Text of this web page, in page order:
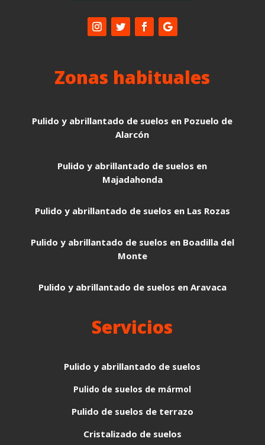
Zonas habituales
Pulido y abrillantado de suelos en Pozuelo de
Alarcón
Pulido y abrillantado de suelos en
Majadahonda
Pulido y abrillantado de suelos en Las Rozas
Pulido y abrillantado de suelos en Boadilla del
Monte
Pulido y abrillantado de suelos en Aravaca
Servicios
Pulido y abrillantado de suelos
Pulido de suelos de mármol
Pulido de suelos de terrazo
Cristalizado de suelos